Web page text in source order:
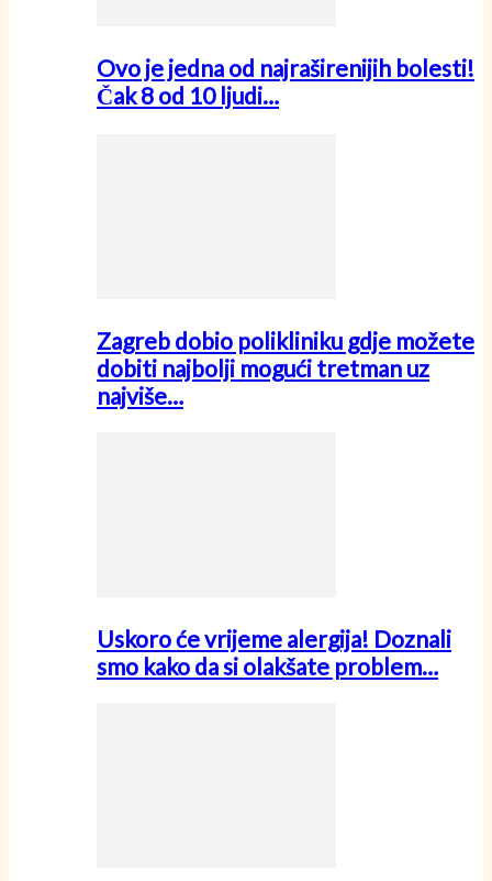
Ovo je jedna od najraširenijih bolesti!
Čak 8 od 10 ljudi…
Zagreb dobio polikliniku gdje možete
dobiti najbolji mogući tretman uz
najviše…
Uskoro će vrijeme alergija! Doznali
smo kako da si olakšate problem…